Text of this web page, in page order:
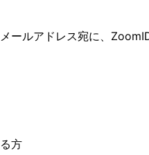
レス宛に、ZoomID等
方